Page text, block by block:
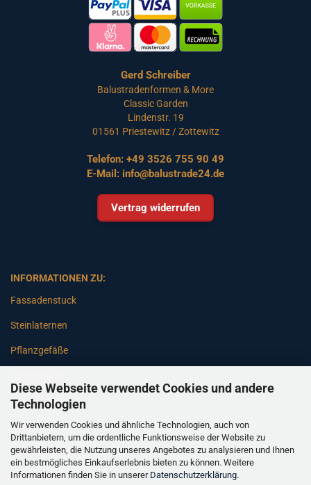
Diese Webseite verwendet Cookies und andere
Technologien
Wir verwenden Cookies und ähnliche Technologien, auch von
Drittanbietern, um die ordentliche Funktionsweise der Website zu
gewährleisten, die Nutzung unseres Angebotes zu analysieren und Ihnen
ein bestmögliches Einkaufserlebnis bieten zu können. Weitere
Informationen finden Sie in unserer Datenschutzerklärung.
Gerd Schreiber
Balustradenformen & More
Classic Garden
Lindenstr. 19
01561 Priestewitz / Zottewitz
Telefon: +49 3526 755 90 49
E-Mail: info@balustrade24.de
Vertrag widerrufen
INFORMATIONEN ZU:
Fassadenstuck
Steinlaternen
Pflanzgefäße
Gartenbänke
Pfeiler
Gartenbrunnen
Gartenfiguren